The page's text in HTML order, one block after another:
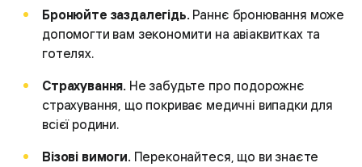
Бронюйте заздалегідь. Раннє бронювання може
допомогти вам зекономити на авіаквитках та
готелях.
Страхування. Не забудьте про подорожнє
страхування, що покриває медичні випадки для
всієї родини.
Візові вимоги. Переконайтеся, що ви знаєте